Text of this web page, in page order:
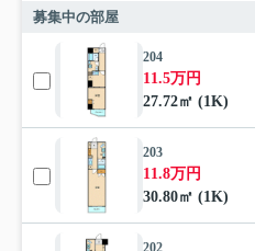
募集中の部屋
204
11.5万円
27.72㎡ (1K)
203
11.8万円
30.80㎡ (1K)
202